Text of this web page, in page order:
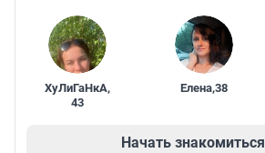
ХуЛиГаНкА,
43
Елена,38
Начать знакомиться